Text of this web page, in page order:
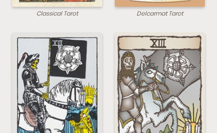
Classical Tarot Delcarmat Tarot